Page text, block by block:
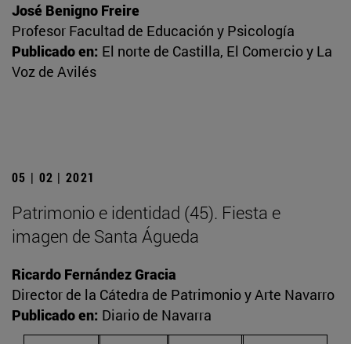
José Benigno Freire
Profesor Facultad de Educación y Psicología
Publicado en: El norte de Castilla, El Comercio y La
Voz de Avilés
05 | 02 | 2021
Patrimonio e identidad (45). Fiesta e
imagen de Santa Águeda
Ricardo Fernández Gracia
Director de la Cátedra de Patrimonio y Arte Navarro
Publicado en: Diario de Navarra